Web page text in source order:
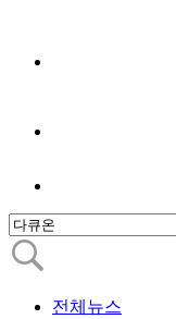
전체뉴스